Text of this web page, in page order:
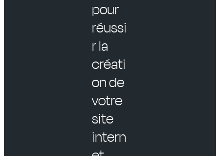
pour
réussi
r la
créati
on de
votre
site
intern